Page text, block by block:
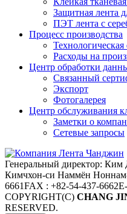
Защитная лента
ПЭТ лента с
Процесс производства
Технологическая
Расходы на
Центр обработки
Связанный
Экспорт
Фотогалерея
Центр обслуживания
Заметки о
Сетевые запросы
Генеральный директор:
Кимчхон-си Наммён
6661FAX : +82-54-437-6662
COPYRIGHT(C) CHANG
RESERVED.